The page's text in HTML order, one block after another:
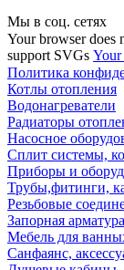
Мы в соц. сетях
Your browser does
support SVGs Your
Политика
Котлы отопления
Водонагреватели
Радиаторы
Насосное
Сплит системы,
Приборы и
Трубы,фитинги,
Резьбовые
Запорная арматура
Мебель для
Санфаянс,